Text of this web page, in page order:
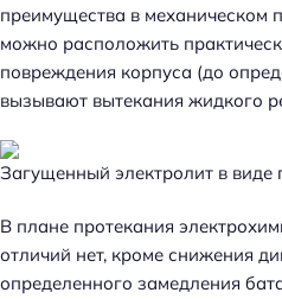
преимущества в механическом
можно расположить
повреждения корпуса (до
вызывают вытекания жидкого
Загущенный электролит в виде
В плане протекания
отличий нет, кроме снижения
определенного замедления